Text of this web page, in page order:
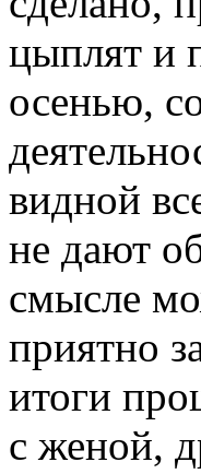
цыплят и
осенью,
видной
не дают
смысле
приятно
итоги
с женой,